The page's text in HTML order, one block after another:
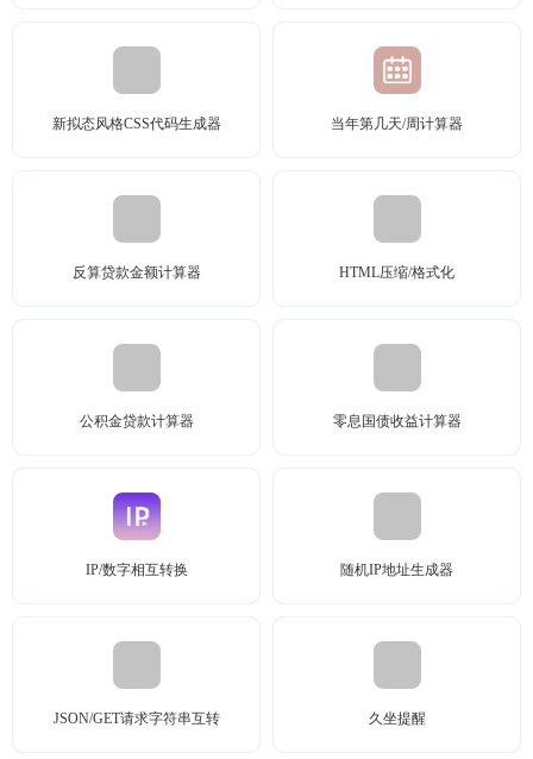
新拟态风格CSS代码生成器 当年第几天/周计算器
反算贷款金额计算器 HTML压缩/格式化
公积金贷款计算器 零息国债收益计算器
IP/数字相互转换 随机IP地址生成器
JSON/GET请求字符串互转 久坐提醒